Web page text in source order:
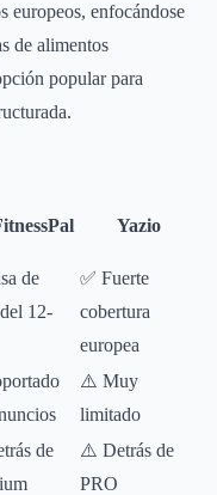
europeos, enfocándose
de alimentos
popular para
Yazio
de
12-
✅ Fuerte
cobertura
europea
⚠️ Muy
limitado
de
⚠️ Detrás de
PRO